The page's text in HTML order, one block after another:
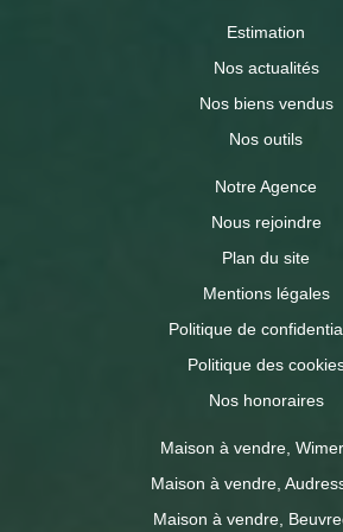
Estimation
Nos actualités
Nos biens vendus
Nos outils
Notre Agence
Nous rejoindre
Plan du site
Mentions légales
Politique de
Politique des
Nos honoraires
Maison à vendre,
Maison à vendre,
Maison à vendre,